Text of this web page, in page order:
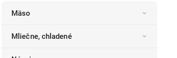
Mäso
Mliečne, chladené